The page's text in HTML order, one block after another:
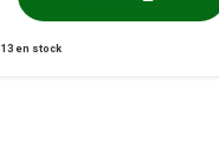
13 en stock